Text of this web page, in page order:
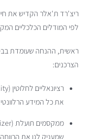
ריצ'רד ת'אלר הקדיש את
לפי המודלים הכלכליים
ראשית, ההנחה שעומדת
הצרכנים:
את כל המידע
שמעניק לנו את